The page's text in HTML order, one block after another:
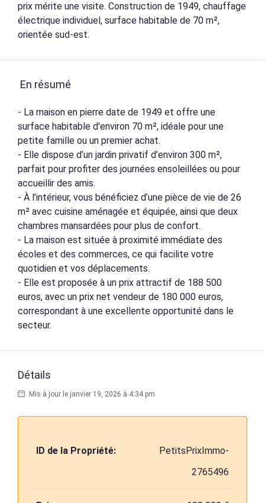
prix mérite une visite. Construction de 1949, chauffage
électrique individuel, surface habitable de 70 m²,
orientée sud-est.
En résumé
- La maison en pierre date de 1949 et offre une
surface habitable d'environ 70 m², idéale pour une
petite famille ou un premier achat.
- Elle dispose d’un jardin privatif d’environ 300 m²,
parfait pour profiter des journées ensoleillées ou pour
accueillir des amis.
- À l’intérieur, vous bénéficiez d’une pièce de vie de 26
m² avec cuisine aménagée et équipée, ainsi que deux
chambres mansardées pour plus de confort.
- La maison est située à proximité immédiate des
écoles et des commerces, ce qui facilite votre
quotidien et vos déplacements.
- Elle est proposée à un prix attractif de 188 500
euros, avec un prix net vendeur de 180 000 euros,
correspondant à une excellente opportunité dans le
secteur.
Détails
Mis à jour le janvier 19, 2026 à 4:34 pm
ID de la Propriété:
PetitsPrixImmo-
2765496